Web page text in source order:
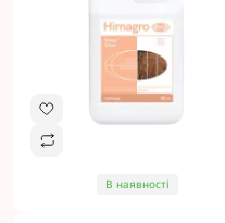
В наявності